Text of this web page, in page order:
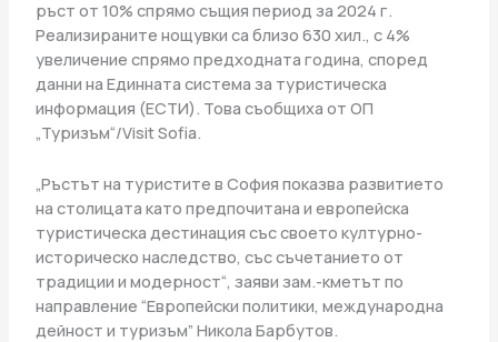
ръст от 10% спрямо същия период за 2024 г.
Реализираните нощувки са близо 630 хил., с 4%
увеличение спрямо предходната година, според
данни на Единната система за туристическа
информация (ЕСТИ). Това съобщиха от ОП
„Туризъм“/Visit Sofia.
„Ръстът на туристите в София показва развитието
на столицата като предпочитана и европейска
туристическа дестинация със своето културно-
историческо наследство, със съчетанието от
традиции и модерност“, заяви зам.-кметът по
направление “Европейски политики, международна
дейност и туризъм” Никола Барбутов.